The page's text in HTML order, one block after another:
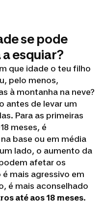
se pode
esquiar?
que idade o teu filho
pelo menos,
à montanha na neve?
antes de levar um
Para as primeiras
meses, é
base ou em média
lado, o aumento da
afetar os
mais agressivo em
é mais aconselhado
até aos 18 meses.